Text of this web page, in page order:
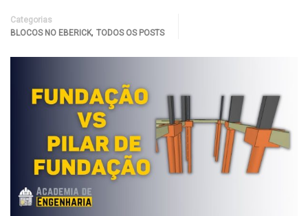
Categorias
BLOCOS NO EBERICK, TODOS OS POSTS